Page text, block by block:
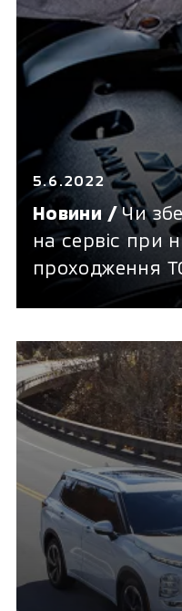
5.6.2022
Новини /Чи
на сервіс при
проходження